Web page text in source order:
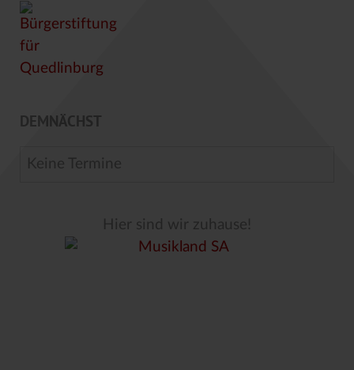
DEMNÄCHST
Keine Termine
Hier sind wir zuhause!